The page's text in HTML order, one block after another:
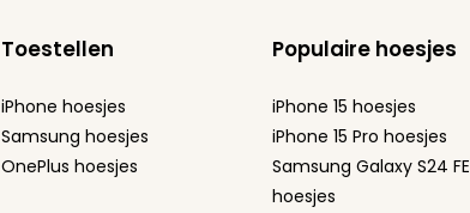
Toestellen
iPhone hoesjes
Samsung hoesjes
OnePlus hoesjes
Populaire hoesjes
iPhone 15 hoesjes
iPhone 15 Pro hoesjes
Samsung Galaxy S24 FE
hoesjes